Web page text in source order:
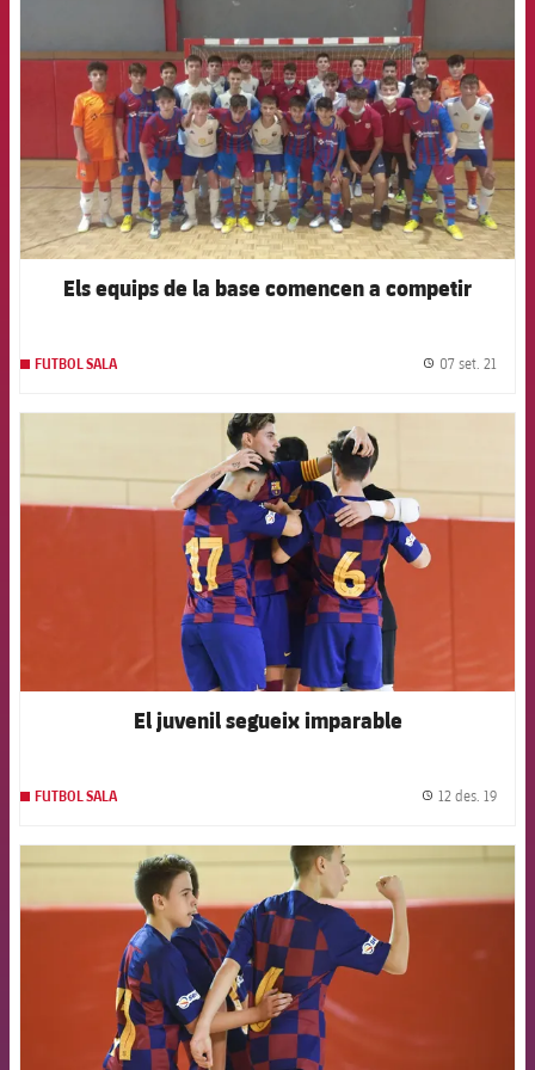
Els equips de la base comencen a competir
FUTBOL SALA 07 set. 21
FCB Barcelona badge
El juvenil segueix imparable
FUTBOL SALA 12 des. 19
FCB Barcelona badge